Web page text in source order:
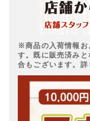
※商品の入荷情報お
す。既に販売済み
合もございます。詳